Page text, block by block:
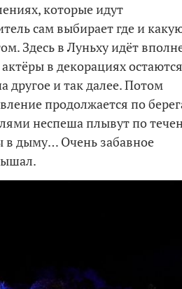
которые идут
сам выбирает где и
Здесь в Луньху идёт
в декорациях
другое и так далее. Потом
продолжается по
неспеша плывут по
в дыму… Очень забавное